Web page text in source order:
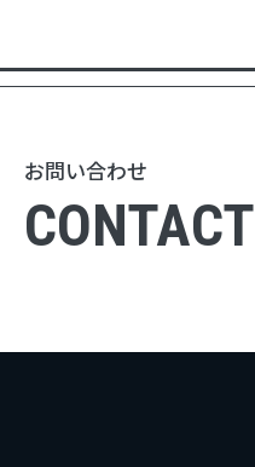
お問い合わせ
CONTACT